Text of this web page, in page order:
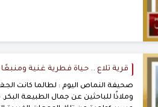
قرية تلاع .. حياة فطرية غنية
صحيفة النماص اليوم : لطالما كانت
وملاذًا للباحثين عن جمال الطبيعة